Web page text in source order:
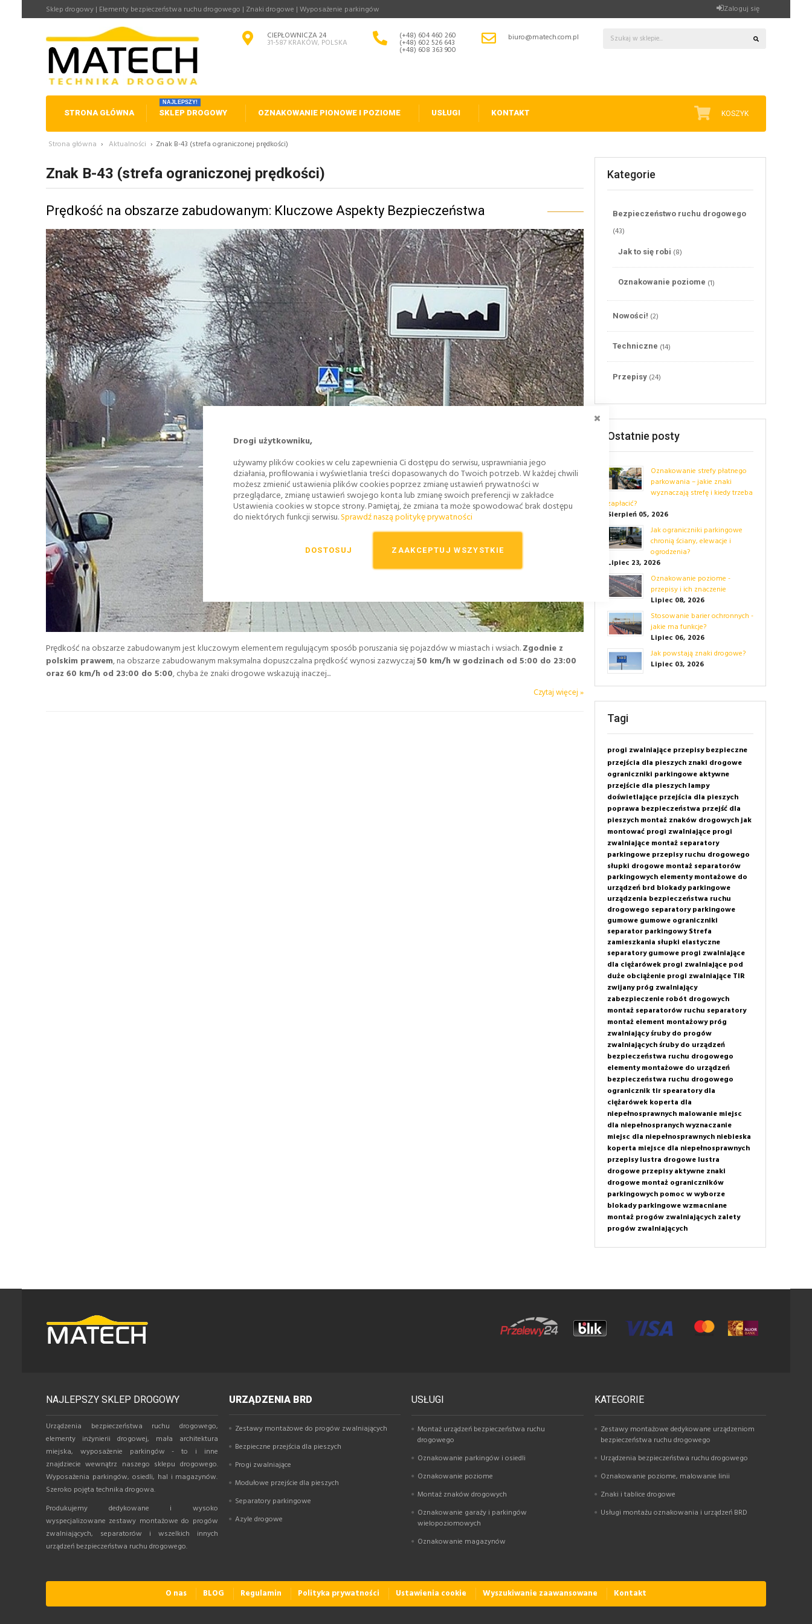
Drogi użytkowniku,
używamy plików cookies w celu zapewnienia Ci dostępu do serwisu, usprawniania jego
działania, profilowania i wyświetlania treści dopasowanych do Twoich potrzeb. W każdej chwili
możesz zmienić ustawienia plików cookies poprzez zmianę ustawień prywatności w
przeglądarce, zmianę ustawień swojego konta lub zmianę swoich preferencji w zakładce
Ustawienia cookies w stopce strony. Pamiętaj, że zmiana ta może spowodować brak dostępu
do niektórych funkcji serwisu.Sprawdź naszą politykę prywatności
ZAAKCEPTUJ WSZYSTKIE
DOSTOSUJ
Sklep drogowy | Elementy bezpieczeństwa ruchu drogowego | Znaki drogowe | Wyposażenie parkingów Zaloguj się
CIEPŁOWNICZA 24
31-587 KRAKÓW, POLSKA
(+48) 604 460 260
(+48) 602 526 643
(+48) 608 363 900
biuro@matech.com.pl
STRONA GŁÓWNA SKLEP DROGOWY
NAJLEPSZY!
OZNAKOWANIE PIONOWE I POZIOME USŁUGI KONTAKT KOSZYK
Strona główna › Aktualności › Znak B-43 (strefa ograniczonej prędkości)
Znak B-43 (strefa ograniczonej prędkości)
Prędkość na obszarze zabudowanym: Kluczowe Aspekty Bezpieczeństwa
Prędkość na obszarze zabudowanym jest kluczowym elementem regulującym sposób poruszania się pojazdów w miastach i wsiach.Zgodnie z
polskim prawem, na obszarze zabudowanym maksymalna dopuszczalna prędkość wynosi zazwyczaj50 km/h w godzinach od 5:00 do 23:00
oraz 60 km/h od 23:00 do 5:00, chyba że znaki drogowe wskazują inaczej...
Czytaj więcej »
Kategorie
Bezpieczeństwo ruchu drogowego
(43)
Jak to się robi (8)
Oznakowanie poziome (1)
Nowości! (2)
Techniczne (14)
Przepisy(24)
Ostatnie posty
Oznakowanie strefy płatnego
parkowania – jakie znaki
wyznaczają strefę i kiedy trzeba
zapłacić?
Sierpień 05, 2026
Jak ograniczniki parkingowe
chronią ściany, elewacje i
ogrodzenia?
Lipiec 23, 2026
Oznakowanie poziome -
przepisy i ich znaczenie
Lipiec 08, 2026
Stosowanie barier ochronnych -
jakie ma funkcje?
Lipiec 06, 2026
Jak powstają znaki drogowe?
Lipiec 03, 2026
Tagi
progi zwalniające przepisy bezpieczne
przejścia dla pieszych znaki drogowe
ograniczniki parkingowe aktywne
przejście dla pieszych lampy
doświetlające przejścia dla pieszych
poprawa bezpieczeństwa przejść dla
pieszych montaż znaków drogowychjak
montować progi zwalniające progi
zwalniające montaż separatory
parkingowe przepisy ruchu drogowego
słupki drogowe montaż separatorów
parkingowych elementy montażowe do
urządzeń brd blokady parkingowe
urządzenia bezpieczeństwa ruchu
drogowego separatory parkingowe
gumowe gumowe ograniczniki
separator parkingowy Strefa
zamieszkania słupki elastyczne
separatory gumowe progi zwalniające
dla ciężarówek progi zwalniające pod
duże obciążenie progi zwalniające TIR
zwijany próg zwalniający
zabezpieczenie robót drogowych
montaż separatorów ruchu separatory
montaż element montażowy próg
zwalniającyśruby do progów
zwalniającychśruby do urządzeń
bezpieczeństwa ruchu drogowego
elementy montażowe do urządzeń
bezpieczeństwa ruchu drogowego
ogranicznik tir spearatory dla
ciężarówek koperta dla
niepełnosprawnych malowanie miejsc
dla niepełnospranychwyznaczanie
miejsc dla niepełnosprawnych niebieska
koperta miejsce dla niepełnosprawnych
przepisy lustra drogowe lustra
drogowe przepisy aktywne znaki
drogowe montaż ograniczników
parkingowych pomoc w wyborze
blokady parkingowe wzmacniane
montaż progów zwalniających zalety
progów zwalniających
NAJLEPSZY SKLEP DROGOWY
Urządzenia bezpieczeństwa ruchu drogowego,
elementy inżynierii drogowej, mała architektura
miejska, wyposażenie parkingów - to i inne
znajdziecie wewnątrz naszego sklepu drogowego.
Wyposażenia parkingów, osiedli, hal i magazynów.
Szeroko pojęta technika drogowa.
Produkujemy dedykowane i wysoko
wyspecjalizowane zestawy montażowe do progów
zwalniających, separatorów i wszelkich innych
urządzeń bezpieczeństwa ruchu drogowego.
URZĄDZENIA BRD
Zestawy montażowe do progów zwalniających
Bezpieczne przejścia dla pieszych
Progi zwalniające
Modułowe przejście dla pieszych
Separatory parkingowe
Azyle drogowe
USŁUGI
Montaż urządzeń bezpieczeństwa ruchu
drogowego
Oznakowanie parkingów i osiedli
Oznakowanie poziome
Montaż znaków drogowych
Oznakowanie garaży i parkingów
wielopoziomowych
Oznakowanie magazynów
KATEGORIE
Zestawy montażowe dedykowane urządzeniom
bezpieczeństwa ruchu drogowego
Urządzenia bezpieczeństwa ruchu drogowego
Oznakowanie poziome, malowanie linii
Znaki i tablice drogowe
Usługi montażu oznakowania i urządzeń BRD
O nas BLOG Regulamin Polityka prywatności Ustawienia cookie Wyszukiwanie zaawansowane Kontakt